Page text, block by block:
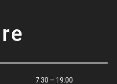
7:30 – 19:00